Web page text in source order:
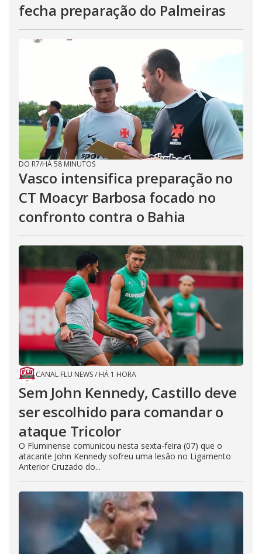
fecha preparação do Palmeiras
DO R7/HÁ 58 MINUTOS
Vasco intensifica preparação no
CT Moacyr Barbosa focado no
confronto contra o Bahia
CANAL FLU NEWS/ HÁ 1 HORA
Sem John Kennedy, Castillo deve
ser escolhido para comandar o
ataque Tricolor
O Fluminense comunicou nesta sexta-feira (07) que o
atacante John Kennedy sofreu uma lesão no Ligamento
Anterior Cruzado do...